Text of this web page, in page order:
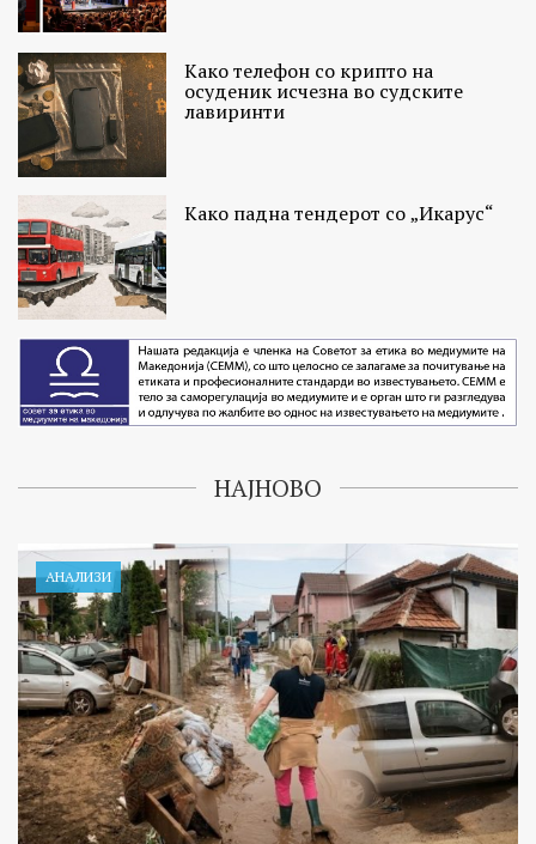
Како телефон со крипто на
осуденик исчезна во судските
лавиринти
Како падна тендерот со „Икарус“
НАЈНОВО
АНАЛИЗИ